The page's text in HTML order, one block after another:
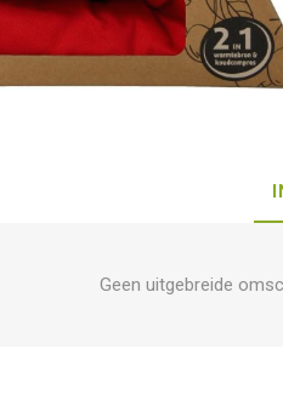
Geen uitgebreide